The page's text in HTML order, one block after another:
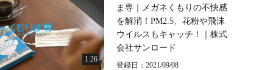
1:26
ま専｜メガネくもりの不快感
を解消！PM2.5、花粉や飛沫
ウイルスもキャッチ！｜株式
会社サンロード
登録日：2021/09/08